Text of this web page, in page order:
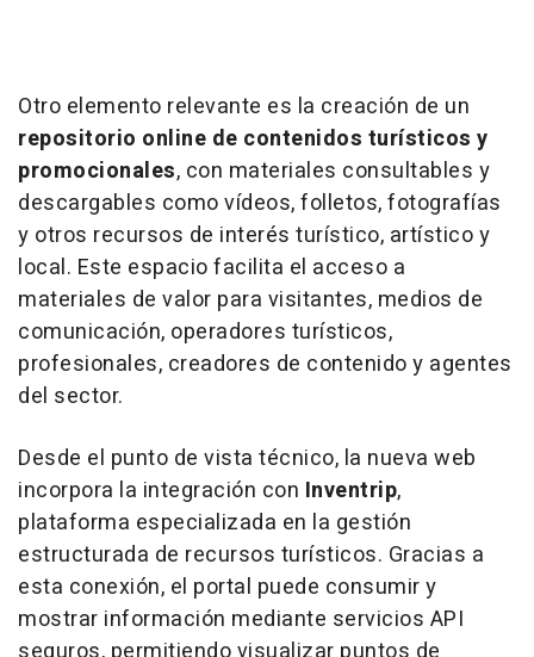
Otro elemento relevante es la creación de un
repositorio online de contenidos turísticos y
promocionales, con materiales consultables y
descargables como vídeos, folletos, fotografías
y otros recursos de interés turístico, artístico y
local. Este espacio facilita el acceso a
materiales de valor para visitantes, medios de
comunicación, operadores turísticos,
profesionales, creadores de contenido y agentes
del sector.
Desde el punto de vista técnico, la nueva web
incorpora la integración con Inventrip,
plataforma especializada en la gestión
estructurada de recursos turísticos. Gracias a
esta conexión, el portal puede consumir y
mostrar información mediante servicios API